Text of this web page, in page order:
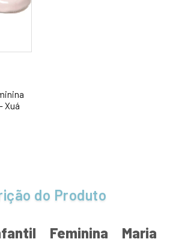
Xuá
do Produto
Feminina Maria